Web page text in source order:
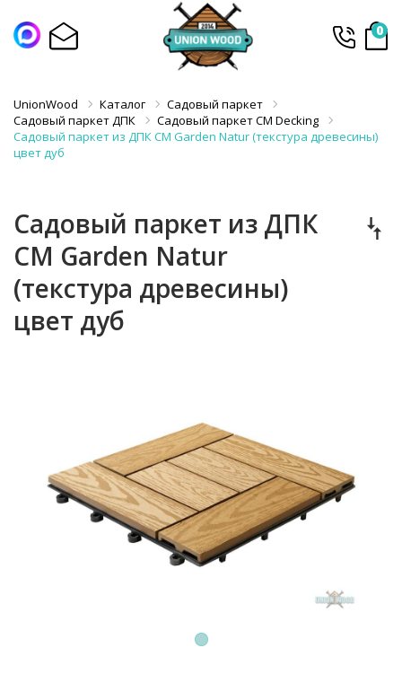
0
UnionWood Каталог
Садовый паркет
Садовый паркет ДПК
Садовый паркет CM Decking
Садовый паркет из ДПК CM Garden Natur (текстура древесины)
цвет дуб
Садовый паркет из ДПК
CM Garden Natur
(текстура древесины)
цвет дуб
1